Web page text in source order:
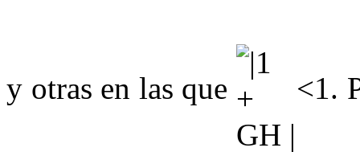
y otras en las que <1 .